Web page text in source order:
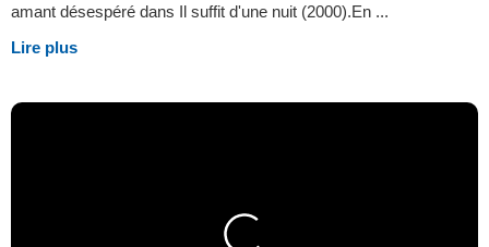
amant désespéré dans Il suffit d'une nuit (2000).En ...
Lire plus